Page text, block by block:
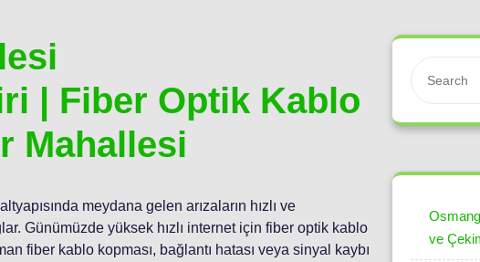
| Fiber Optik Kablo
Mahallesi
meydana gelen arızaların hızlı ve
Günümüzde yüksek hızlı internet için fiber optik kablo
fiber kablo kopması, bağlantı hatası veya sinyal kaybı
ve